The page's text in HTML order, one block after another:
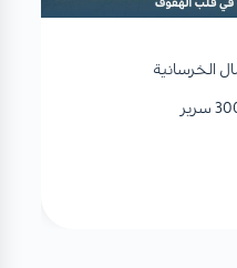
الخرسانية